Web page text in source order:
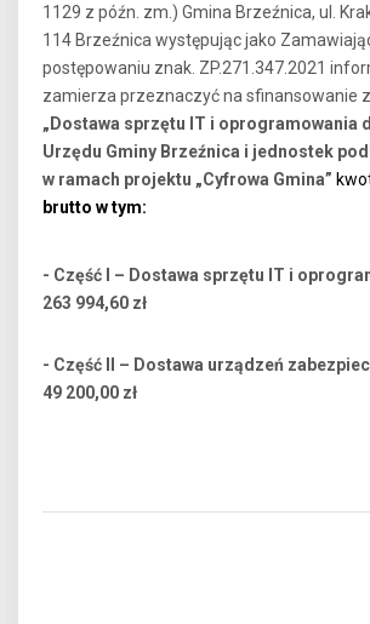
1129 z późn. zm.) Gmina Brzeźnica, ul.
114 Brzeźnica występując jako
postępowaniu znak. ZP.271.347.2021
zamierza przeznaczyć na sfinansowanie
„Dostawa sprzętu IT i oprogramowania
Urzędu Gminy Brzeźnica i jednostek
w ramach projektu „Cyfrowa Gmina”
brutto w tym:
- Część I – Dostawa sprzętu IT i
263 994,60 zł
- Część II – Dostawa urządzeń
49 200,00 zł